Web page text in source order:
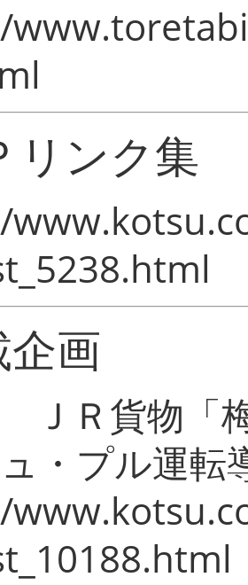
リンク集
企画
ＪＲ貨物「
・プル運転